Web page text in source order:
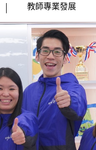
教師專業發展